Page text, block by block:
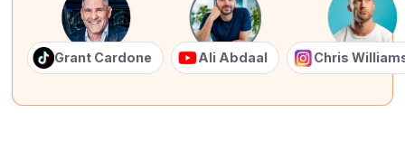
Grant Cardone Ali Abdaal Chris